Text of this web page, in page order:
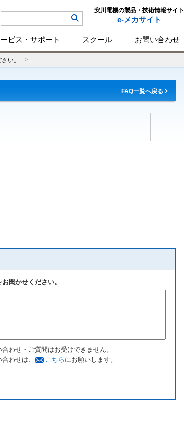
安川電機の製品・技術情報サイト
e-メカサイト
ビス・サポート スクール お問い合わせ
い。
FAQ一覧へ戻る
聞かせください。
わせ・ご質問はお受けできません。
わせは、
こちら にお願いします。